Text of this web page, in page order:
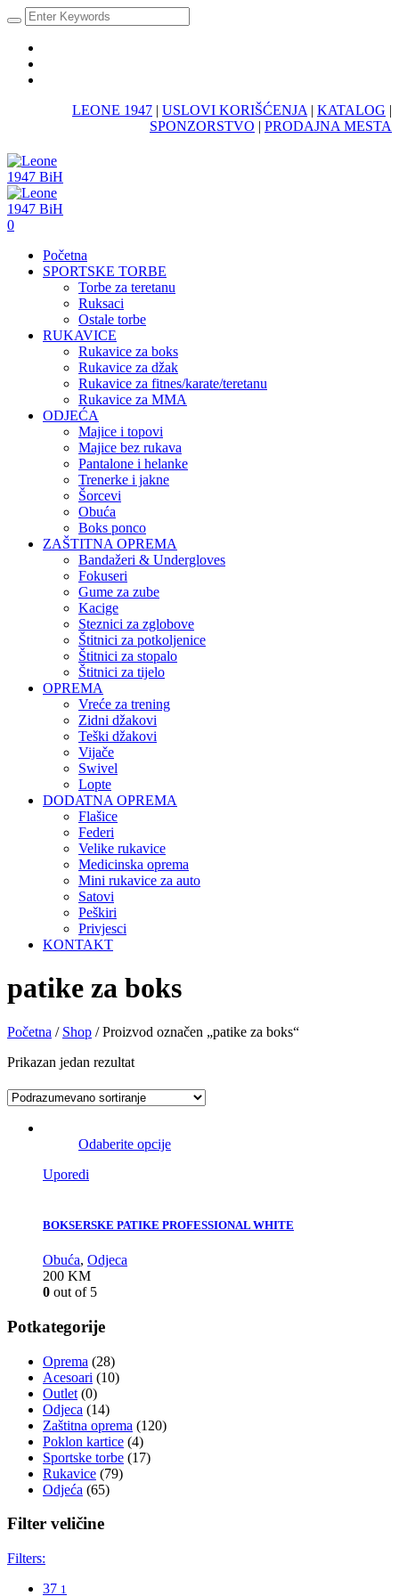
LEONE 1947 | USLOVI KORIŠĆENJA | KATALOG |
SPONZORSTVO | PRODAJNA MESTA
0
Početna
SPORTSKE TORBE
Torbe za teretanu
Ruksaci
Ostale torbe
RUKAVICE
Rukavice za boks
Rukavice za džak
Rukavice za fitnes/karate/teretanu
Rukavice za MMA
ODJEĆA
Majice i topovi
Majice bez rukava
Pantalone i helanke
Trenerke i jakne
Šorcevi
Obuća
Boks ponco
ZAŠTITNA OPREMA
Bandažeri & Undergloves
Fokuseri
Gume za zube
Kacige
Steznici za zglobove
Štitnici za potkoljenice
Štitnici za stopalo
Štitnici za tijelo
OPREMA
Vreće za trening
Zidni džakovi
Teški džakovi
Vijače
Swivel
Lopte
DODATNA OPREMA
Flašice
Federi
Velike rukavice
Medicinska oprema
Mini rukavice za auto
Satovi
Peškiri
Privjesci
KONTAKT
patike za boks
Početna / Shop / Proizvod označen „patike za boks“
Prikazan jedan rezultat
Odaberite opcije
Uporedi
BOKSERSKE PATIKE PROFESSIONAL WHITE
Obuća, Odjeca
200 KM
0 out of 5
Potkategorije
Oprema (28)
Acesoari (10)
Outlet (0)
Odjeca (14)
Zaštitna oprema (120)
Poklon kartice (4)
Sportske torbe (17)
Rukavice (79)
Odjeća (65)
Filter veličine
Filters:
37 1